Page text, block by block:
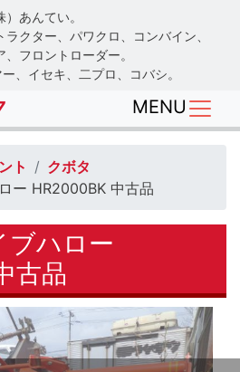
Skip
to
main
content
あんてい。
クター、パワクロ、コンバイン、
フロントローダー。
、イセキ、二プロ、コバシ。
MENU
ト
クボタ
ー HR2000BK 中古品
ブハロー
古品